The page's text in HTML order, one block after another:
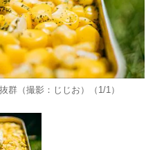
群（撮影：じじお）（1/1）